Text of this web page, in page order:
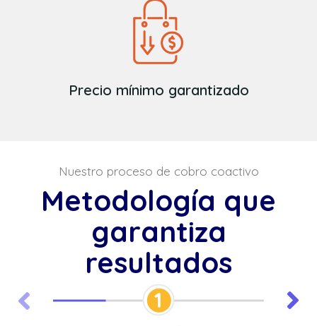
Precio mínimo garantizado
Nuestro proceso de cobro coactivo
Metodología que
garantiza
resultados